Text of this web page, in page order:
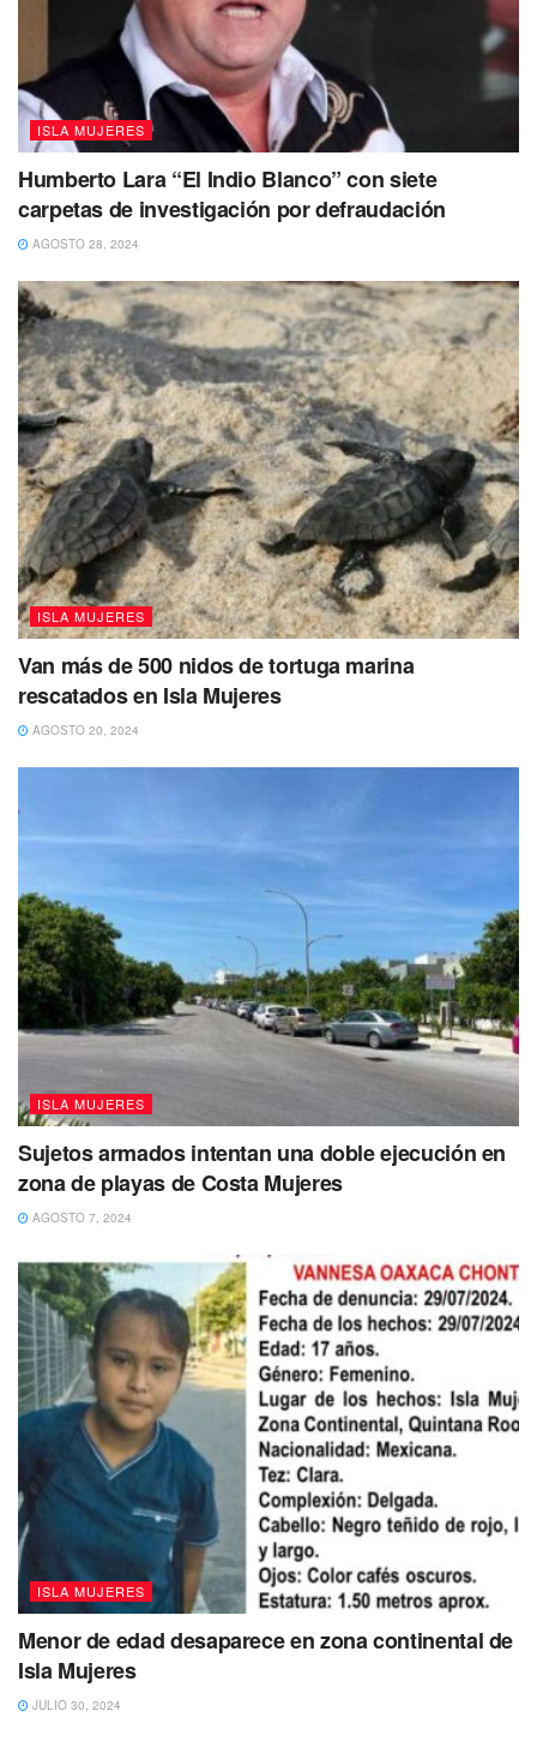
Tags: alta mar Marina Rescate
ISLA MUJERES
Humberto Lara “El Indio Blanco” con siete
carpetas de investigación por defraudación
AGOSTO 28, 2024
ISLA MUJERES
Van más de 500 nidos de tortuga marina
rescatados en Isla Mujeres
AGOSTO 20, 2024
ISLA MUJERES
Sujetos armados intentan una doble ejecución en
zona de playas de Costa Mujeres
AGOSTO 7, 2024
ISLA MUJERES
Menor de edad desaparece en zona continental de
Isla Mujeres
JULIO 30, 2024